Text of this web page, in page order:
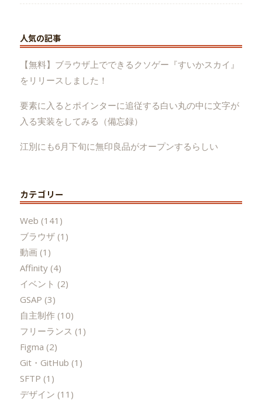
人気の記事
【無料】ブラウザ上でできるクソゲー『すいかスカイ』
をリリースしました！
要素に入るとポインターに追従する白い丸の中に文字が
入る実装をしてみる（備忘録）
江別にも6月下旬に無印良品がオープンするらしい
カテゴリー
Web (141)
ブラウザ(1)
動画 (1)
Affinity(4)
イベント (2)
GSAP (3)
自主制作(10)
フリーランス (1)
Figma (2)
Git・GitHub (1)
SFTP (1)
デザイン (11)